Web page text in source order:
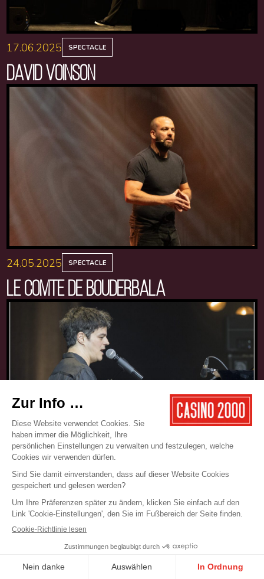
17.06.2025 SPECTACLE
DAVID VOINSON
24.05.2025 SPECTACLE
LE COMTE DE BOUDERBALA
17.05.2025 CONCERT
JAMIE CULLUM